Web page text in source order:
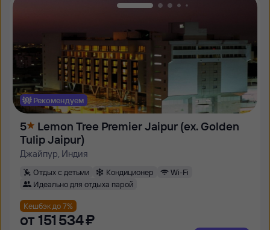
Рекомендуем
5
Lemon Tree Premier Jaipur (ex. Golden
Tulip Jaipur)
Джайпур, Индия
Отдых с детьми Кондиционер
Wi-Fi
Идеально для отдыха парой
Кешбэк до 7%
от 151 ⁠534 ⁠₽